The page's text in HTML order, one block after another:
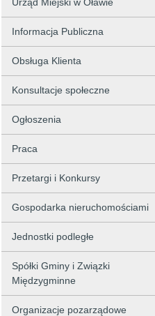
Informacja Publiczna
Obsługa Klienta
Konsultacje społeczne
Ogłoszenia
Praca
Przetargi i Konkursy
Gospodarka nieruchomościami
Jednostki podległe
Spółki Gminy i Związki
Międzygminne
Organizacje pozarządowe